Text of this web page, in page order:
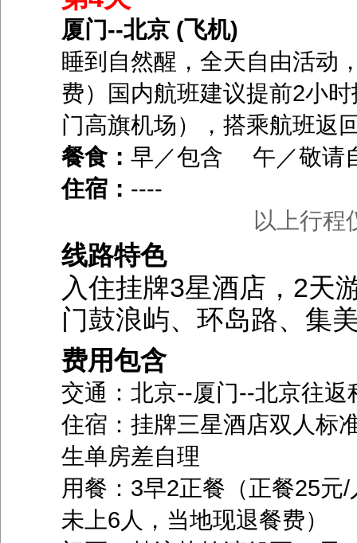
厦门--北京 (飞机)
睡到自然醒，全天自由活动
费）国内航班建议提前2小
门高旗机场），搭乘航班返
餐食： 早／包含 午／敬
住宿： ----
以上行程
线路特色
入住挂牌3星酒店，2天
门鼓浪屿、环岛路、集
费用包含
交通：北京--厦门--北京往
住宿：挂牌三星酒店双人标
生单房差自理
用餐：3早2正餐（正餐25元
未上6人，当地现退餐费）